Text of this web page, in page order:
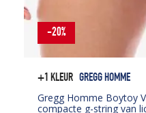
+1 KLEUR GREGG HOMME
Gregg Homme Boytoy
compacte g-string van
-20%